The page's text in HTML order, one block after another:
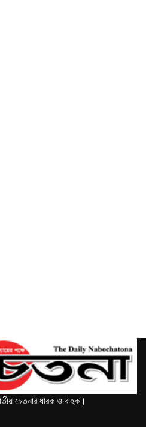
চেতনার ধারক ও বাহক।